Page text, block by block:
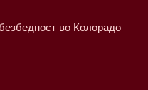
во Колорадо